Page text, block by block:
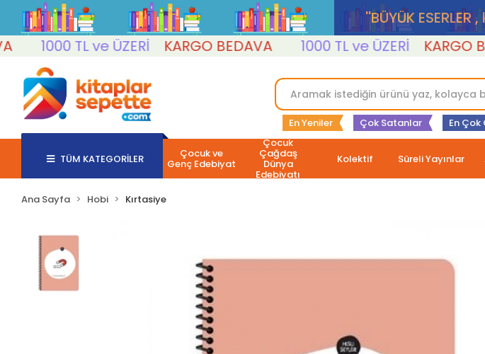
''BÜYÜK
1000 TL ve ÜZERİ
KARGO BEDAVA 1000 TL ve ÜZERİ KARGO
En Yeniler Çok Satanlar En
TÜM KATEGORİLER Çocuk ve
Genç Edebiyat
Çocuk
Çağdaş
Dünya
Edebiyatı
Kolektif Süreli Yayınlar
Ana Sayfa Hobi Kırtasiye